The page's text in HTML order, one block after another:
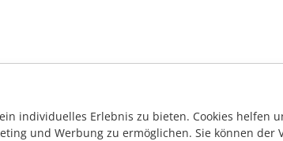
individuelles Erlebnis zu bieten. Cookies helfen
und Werbung zu ermöglichen. Sie können der